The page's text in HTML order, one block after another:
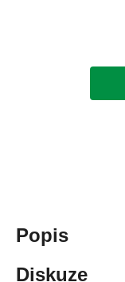
Popis
Diskuze